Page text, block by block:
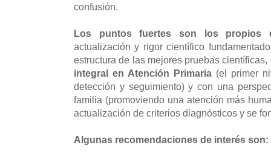
confusión.
Los puntos fuertes son los propios
actualización y rigor científico
estructura de las mejores pruebas científicas,
integral en Atención Primaria (el primer
detección y seguimiento) y con una
familia (promoviendo una atención más
actualización de criterios diagnósticos y se
Algunas recomendaciones de interés son: